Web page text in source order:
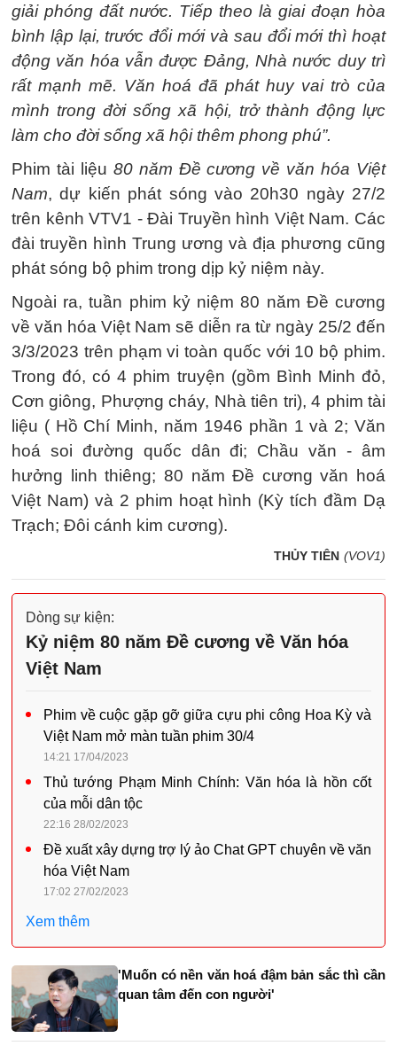
giải phóng đất nước. Tiếp theo là giai đoạn hòa
bình lập lại, trước đổi mới và sau đổi mới thì hoạt
động văn hóa vẫn được Đảng, Nhà nước duy trì
rất mạnh mẽ. Văn hoá đã phát huy vai trò của
mình trong đời sống xã hội, trở thành động lực
làm cho đời sống xã hội thêm phong phú”.
Phim tài liệu 80 năm Đề cương về văn hóa Việt
Nam, dự kiến phát sóng vào 20h30 ngày 27/2
trên kênh VTV1 - Đài Truyền hình Việt Nam. Các
đài truyền hình Trung ương và địa phương cũng
phát sóng bộ phim trong dịp kỷ niệm này.
Ngoài ra, tuần phim kỷ niệm 80 năm Đề cương
về văn hóa Việt Nam sẽ diễn ra từ ngày 25/2 đến
3/3/2023 trên phạm vi toàn quốc với 10 bộ phim.
Trong đó, có 4 phim truyện (gồm Bình Minh đỏ,
Cơn giông, Phượng cháy, Nhà tiên tri), 4 phim tài
liệu ( Hồ Chí Minh, năm 1946 phần 1 và 2; Văn
hoá soi đường quốc dân đi; Chầu văn - âm
hưởng linh thiêng; 80 năm Đề cương văn hoá
Việt Nam) và 2 phim hoạt hình (Kỳ tích đầm Dạ
Trạch; Đôi cánh kim cương).
THỦY TIÊN (VOV1)
Dòng sự kiện:
Kỷ niệm 80 năm Đề cương về Văn hóa
Việt Nam
Phim về cuộc gặp gỡ giữa cựu phi công Hoa Kỳ và
Việt Nam mở màn tuần phim 30/4
14:21 17/04/2023
Thủ tướng Phạm Minh Chính: Văn hóa là hồn cốt
của mỗi dân tộc
22:16 28/02/2023
Đề xuất xây dựng trợ lý ảo Chat GPT chuyên về văn
hóa Việt Nam
17:02 27/02/2023
Xem thêm
'Muốn có nền văn hoá đậm bản sắc thì cần
quan tâm đến con người'